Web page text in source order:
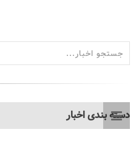
دسته بندی اخبار